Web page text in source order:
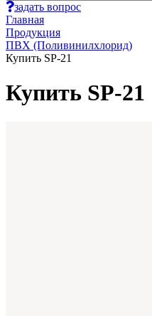
задать вопрос
Главная
Продукция
ПВХ (Поливинилхлорид)
Купить SP-21
Купить SP-21